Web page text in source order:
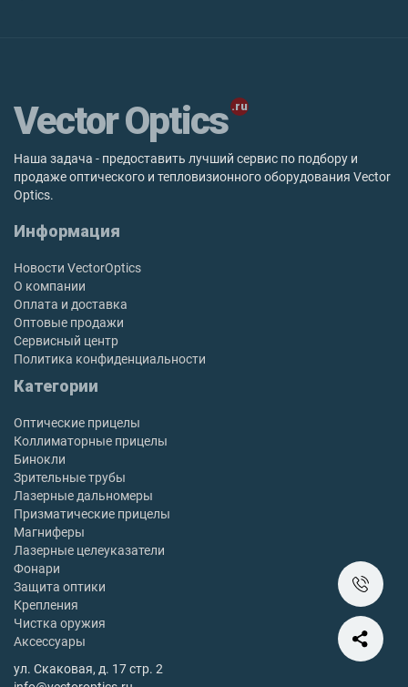
Vector Optics
Наша задача - предоставить лучший сервис по подбору и
продаже оптического и тепловизионного оборудования Vector
Optics.
Информация
Новости VectorOptics
О компании
Оплата и доставка
Оптовые продажи
Сервисный центр
Политика конфиденциальности
Категории
Оптические прицелы
Коллиматорные прицелы
Бинокли
Зрительные трубы
Лазерные дальномеры
Призматические прицелы
Магниферы
Лазерные целеуказатели
Фонари
Защита оптики
Крепления
Чистка оружия
Аксессуары
ул. Скаковая, д. 17 стр. 2